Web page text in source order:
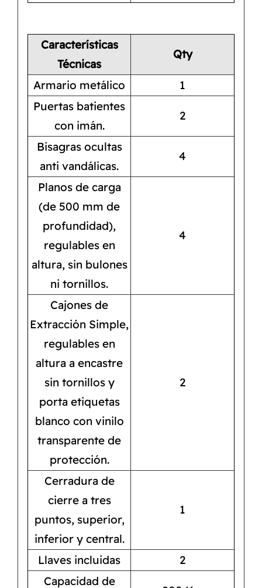
Características
Técnicas
Qty
Armario metálico
1
Puertas batientes
con imán.
2
Bisagras ocultas
anti vandálicas.
4
Planos de carga
(de 500 mm de
profundidad),
regulables en
altura, sin bulones
ni tornillos.
4
Cajones de
Extracción Simple,
regulables en
altura a encastre
sin tornillos y
porta etiquetas
blanco con vinilo
transparente de
protección.
2
Cerradura de
cierre a tres
puntos, superior,
inferior y central.
1
Llaves incluidas
2
Capacidad de